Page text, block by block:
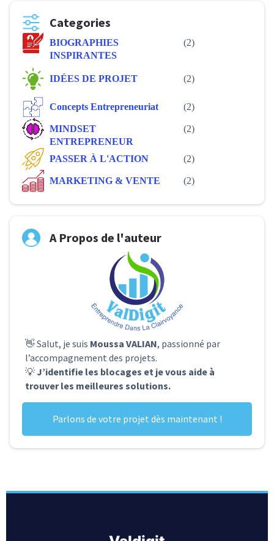
Categories
BIOGRAPHIES
INSPIRANTES
(2)
IDÉES DE PROJET (2)
Concepts Entrepreneuriat (2)
MINDSET
ENTREPRENEUR
(2)
PASSER À L'ACTION (2)
MARKETING & VENTE (2)
A Propos de l'auteur
👋 Salut, je suis Moussa VALIAN, passionné par
l’accompagnement des projets.
💡 J’identifie les blocages et je vous aide à
trouver les meilleures solutions.
Parlons de votre projet dès maintenant !